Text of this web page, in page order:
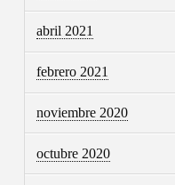
abril 2021
febrero 2021
noviembre 2020
octubre 2020